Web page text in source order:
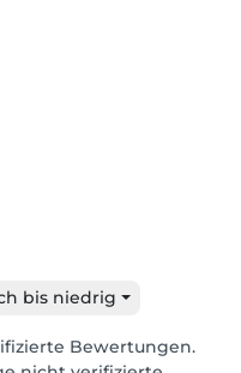
bis niedrig
Bewertungen.